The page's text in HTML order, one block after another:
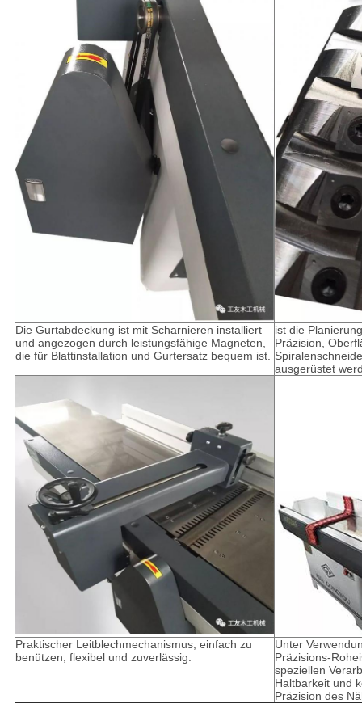
Die Gurtabdeckung ist mit Scharnieren installiert
und angezogen durch leistungsfähige Magneten,
die für Blattinstallation und Gurtersatz bequem ist.
ist die
Präzision,
ausgerüstet
Praktischer Leitblechmechanismus, einfach zu
benützen, flexibel und zuverlässig.
Unter
Präzisions-
speziellen
Haltbarkeit und
Präzision des